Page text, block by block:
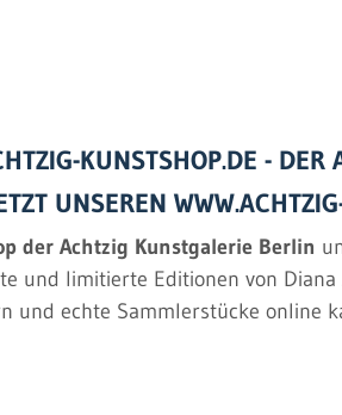
KUNSTSHOP.DE -
UNSEREN
der Achtzig Kunstgalerie Berlin
und limitierte Editionen von
und echte Sammlerstücke online